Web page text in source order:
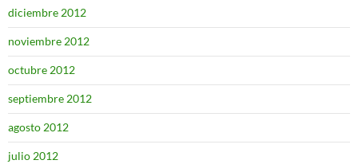
diciembre 2012
noviembre 2012
octubre 2012
septiembre 2012
agosto 2012
julio 2012